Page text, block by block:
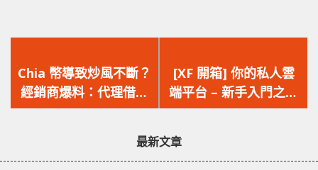
一
篇
文
Chia 幣導致炒風不斷？
經銷商爆料：代理借勢
帶頭炒 HDD
一
篇
文
[XF 開箱] 你的私人雲
端平台 – 新手入門之選
QNAP TS-130，娛
最新文章